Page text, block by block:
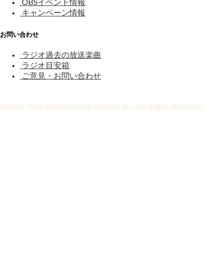
OBSイベント情報
キャンペーン情報
お問い合わせ
ラジオ過去の放送楽曲
ラジオ目安箱
ご意見・お問い合わせ
©2026 Oita Broadcasting System, Inc. All Rights Reserved.